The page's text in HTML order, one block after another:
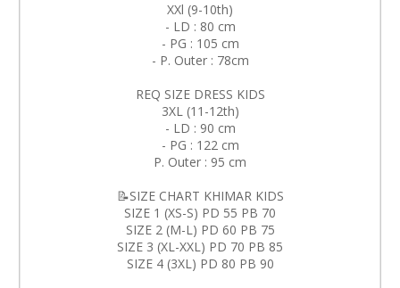
XXl (9-10th)
- LD : 80 cm
- PG : 105 cm
- P. Outer : 78cm
REQ SIZE DRESS KIDS
3XL (11-12th)
- LD : 90 cm
- PG : 122 cm
P. Outer : 95 cm
📝SIZE CHART KHIMAR KIDS
SIZE 1 (XS-S) PD 55 PB 70
SIZE 2 (M-L) PD 60 PB 75
SIZE 3 (XL-XXL) PD 70 PB 85
SIZE 4 (3XL) PD 80 PB 90